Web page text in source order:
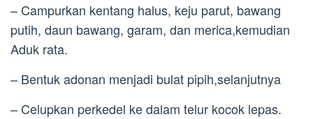
– Campurkan kentang halus, keju parut, bawang
putih, daun bawang, garam, dan merica,kemudian
Aduk rata.
– Bentuk adonan menjadi bulat pipih,selanjutnya
– Celupkan perkedel ke dalam telur kocok lepas.